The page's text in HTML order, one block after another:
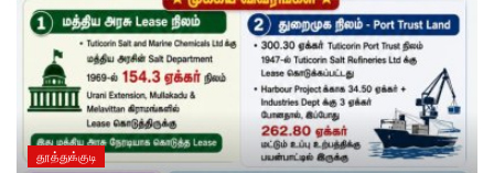
தூத்துக்குடி